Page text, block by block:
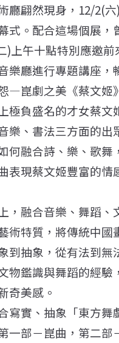
廳翩然現身，12/2(
式。配合這場個展，
)上午十點特別應邀前
樂廳進行專題講座，
—崑劇之美《蔡文姬
極負盛名的才女蔡文
樂、書法三方面的出
何融合詩、樂、歌舞
表現蔡文姬豐富的情
，融合音樂、舞蹈、
術特質，將傳統中國
到抽象，從有法到無
物鑑識與舞蹈的經驗
奇美感。
寫實、抽象「東方舞
一部－崑曲，第二部